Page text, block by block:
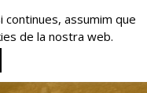
continues, assumim que
de la nostra web.